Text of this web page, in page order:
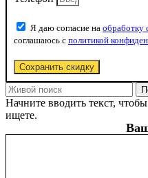
Я даю согласие на обработку
соглашаюсь с политикой
Сохранить скидку
Начните вводить текст,
ищете.